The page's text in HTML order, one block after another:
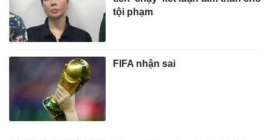
tội phạm
FIFA nhận sai